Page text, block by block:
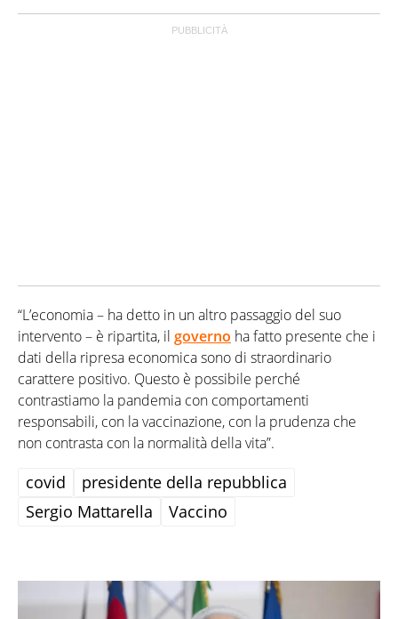
“L’economia – ha detto in un altro passaggio del suo
intervento – è ripartita, il governo ha fatto presente che i
dati della ripresa economica sono di straordinario
carattere positivo. Questo è possibile perché
contrastiamo la pandemia con comportamenti
responsabili, con la vaccinazione, con la prudenza che
non contrasta con la normalità della vita”.
covid
presidente della repubblica
Sergio Mattarella
Vaccino